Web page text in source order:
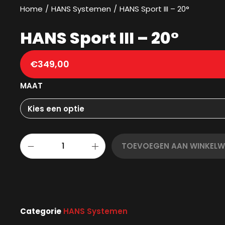
Home / HANS Systemen / HANS Sport III – 20°
HANS Sport III – 20°
€349,00
MAAT
TOEVOEGEN AAN
Categorie HANS Systemen